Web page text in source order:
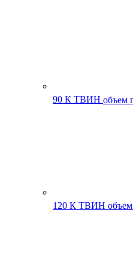
90 К ТВИН объем
120 К ТВИН